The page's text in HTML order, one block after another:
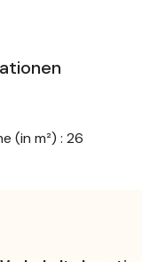
(in m²) : 26